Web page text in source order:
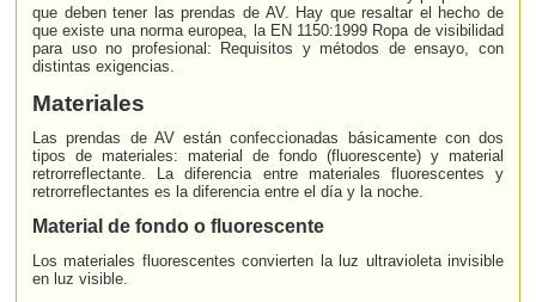
que deben tener las prendas de AV. Hay que resaltar el hecho de
que existe una norma europea, la EN 1150:1999 Ropa de visibilidad
para uso no profesional: Requisitos y métodos de ensayo, con
distintas exigencias.
Materiales
Las prendas de AV están confeccionadas básicamente con dos
tipos de materiales: material de fondo (fluorescente) y material
retrorreflectante. La diferencia entre materiales fluorescentes y
retrorreflectantes es la diferencia entre el día y la noche.
Material de fondo o fluorescente
Los materiales fluorescentes convierten la luz ultravioleta invisible
en luz visible.